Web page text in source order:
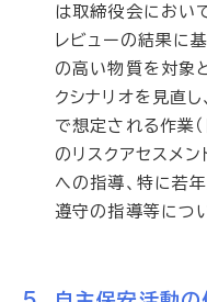
は取締役会におい
レビューの結果に
の高い物質を対象
クシナリオを見直
で想定される作業
のリスクアセスメ
への指導、特に若
遵守の指導等につ